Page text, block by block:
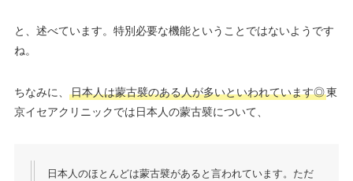
と、述べています。特別必要な機能ということではないようです
ね。
ちなみに、 日本人は蒙古襞のある人が多いといわれています◎東
京イセアクリニックでは日本人の蒙古襞について、
日本人のほとんどは蒙古襞があると言われています。ただ